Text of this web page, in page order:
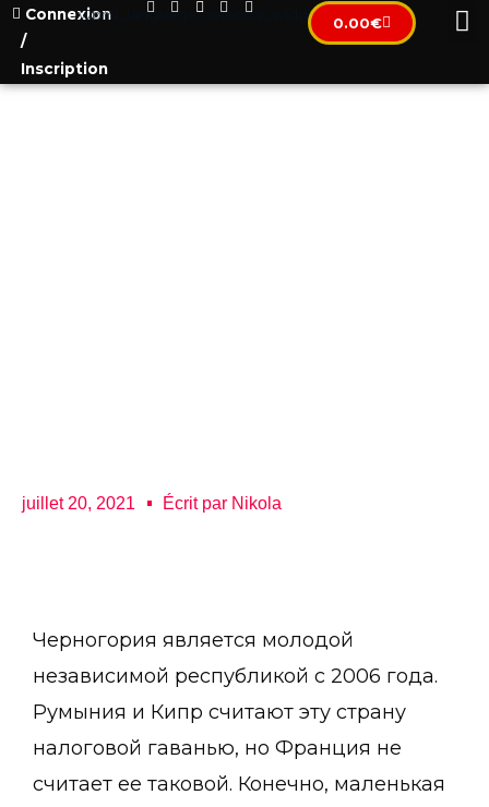
Connexion
/
Inscription
[wpml_language_selector_widget] 0.00€
juillet 20, 2021 Écrit par Nikola
Черногория является молодой
независимой республикой с 2006 года.
Румыния и Кипр считают эту страну
налоговой гаванью, но Франция не
считает ее таковой. Конечно, маленькая